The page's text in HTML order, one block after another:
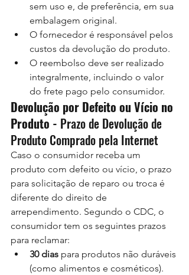
sem uso e, de preferência, em sua
embalagem original.
O fornecedor é responsável pelos
custos da devolução do produto.
O reembolso deve ser realizado
integralmente, incluindo o valor
do frete pago pelo consumidor.
Devolução por Defeito ou Vício no
Produto - Prazo de Devolução de
Produto Comprado pela Internet
Caso o consumidor receba um
produto com defeito ou vício, o prazo
para solicitação de reparo ou troca é
diferente do direito de
arrependimento. Segundo o CDC, o
consumidor tem os seguintes prazos
para reclamar:
30 dias para produtos não duráveis
(como alimentos e cosméticos).